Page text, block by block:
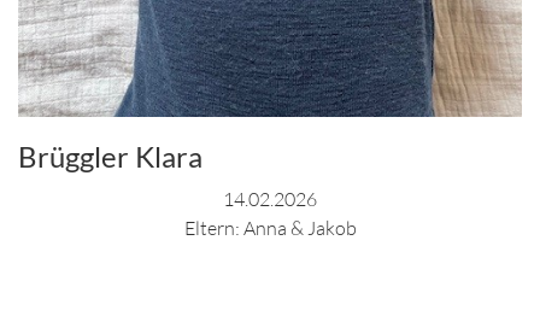
Brüggler Klara
14.02.2026
Eltern: Anna & Jakob